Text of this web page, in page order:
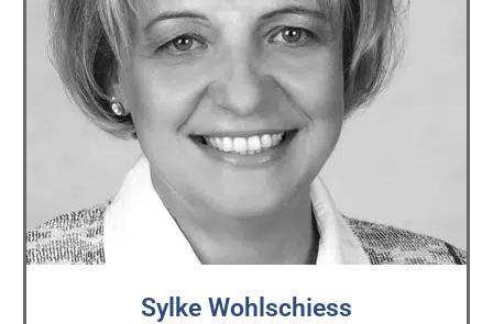
Sylke Wohlschiess